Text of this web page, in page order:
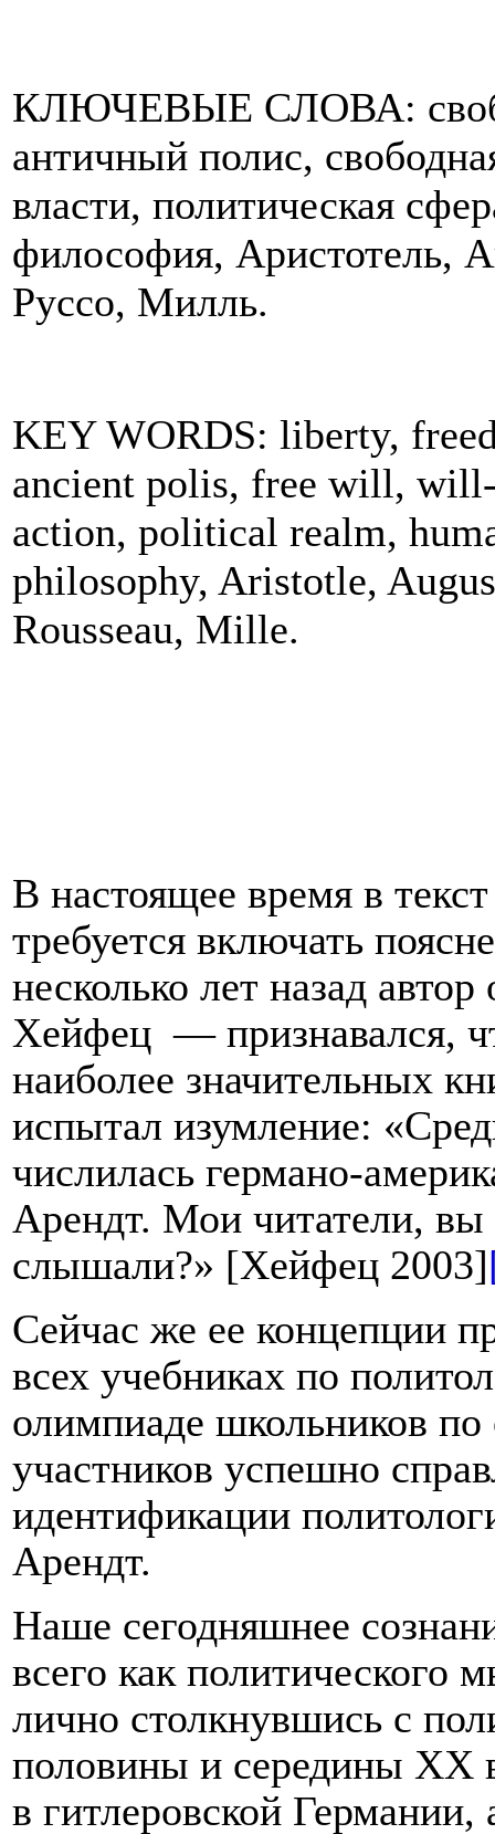
КЛЮЧЕВЫЕ СЛОВА:
античный полис,
власти, политическая
философия, Аристотель,
Руссо, Милль.
KEY WORDS: liberty,
ancient polis, free will,
action, political realm,
philosophy, Aristotle,
Rousseau, Mille.
В настоящее время в
требуется включать
несколько лет назад
Хейфец — признавался,
наиболее значительных
испытал изумление: «
числилась германо-
Арендт. Мои читатели, вы
слышали?» [Хейфец 2003]
Сейчас же ее концепции
всех учебниках по
олимпиаде школьников
участников успешно
идентификации
Арендт.
Наше сегодняшнее
всего как политического
лично столкнувшись с
половины и середины XX
в гитлеровской